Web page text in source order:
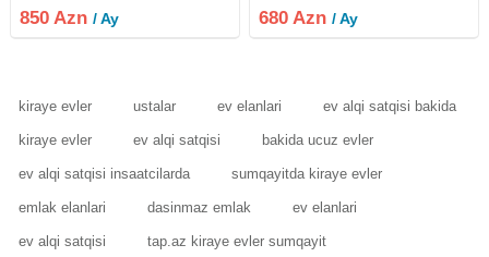
otaqdan 2 otaqa DUZELME ela
temirli ve tam olaraq ESYALI
850 Azn/ Ay
sistemi Maşın saxlamaqa geniş
sakit həyəti var.Yaxınlıqda məktəb,
680 Azn/ Ay
kiraye evler ustalar ev elanlari ev alqi satqisi bakida
kiraye evler ev alqi satqisi bakida ucuz evler
ev alqi satqisi insaatcilarda sumqayitda kiraye evler
emlak elanlari dasinmaz emlak ev elanlari
ev alqi satqisi tap.az kiraye evler sumqayit